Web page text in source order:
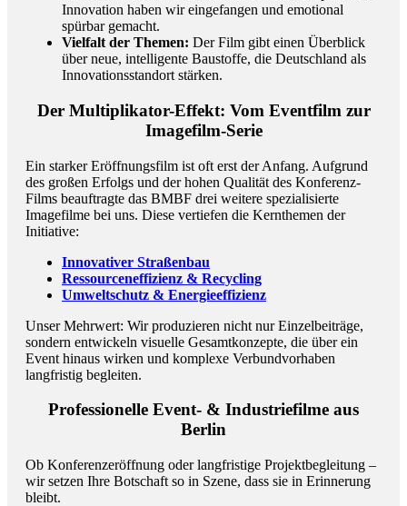
Innovation haben wir eingefangen und emotional
spürbar gemacht.
Vielfalt der Themen: Der Film gibt einen Überblick
über neue, intelligente Baustoffe, die Deutschland als
Innovationsstandort stärken.
Der Multiplikator-Effekt: Vom Eventfilm zur
Imagefilm-Serie
Ein starker Eröffnungsfilm ist oft erst der Anfang. Aufgrund
des großen Erfolgs und der hohen Qualität des Konferenz-
Films beauftragte das BMBF drei weitere spezialisierte
Imagefilme bei uns. Diese vertiefen die Kernthemen der
Initiative:
Innovativer Straßenbau
Ressourceneffizienz & Recycling
Umweltschutz & Energieeffizienz
Unser Mehrwert: Wir produzieren nicht nur Einzelbeiträge,
sondern entwickeln visuelle Gesamtkonzepte, die über ein
Event hinaus wirken und komplexe Verbundvorhaben
langfristig begleiten.
Professionelle Event- & Industriefilme aus
Berlin
Ob Konferenzeröffnung oder langfristige Projektbegleitung –
wir setzen Ihre Botschaft so in Szene, dass sie in Erinnerung
bleibt.